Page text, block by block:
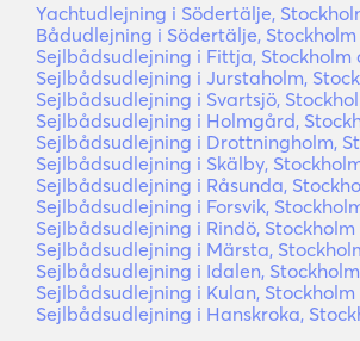
Yachtudlejning i Södertälje,
Bådudlejning i Södertälje,
Sejlbådsudlejning i Fittja, Stockholm
Sejlbådsudlejning i Jurstaholm,
Sejlbådsudlejning i Svartsjö,
Sejlbådsudlejning i Holmgård,
Sejlbådsudlejning i Drottningholm,
Sejlbådsudlejning i Skälby,
Sejlbådsudlejning i Råsunda,
Sejlbådsudlejning i Forsvik,
Sejlbådsudlejning i Rindö,
Sejlbådsudlejning i Märsta,
Sejlbådsudlejning i Idalen,
Sejlbådsudlejning i Kulan,
Sejlbådsudlejning i Hanskroka,